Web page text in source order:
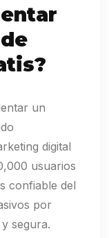
un
digital
usuarios
confiable del
por
segura.